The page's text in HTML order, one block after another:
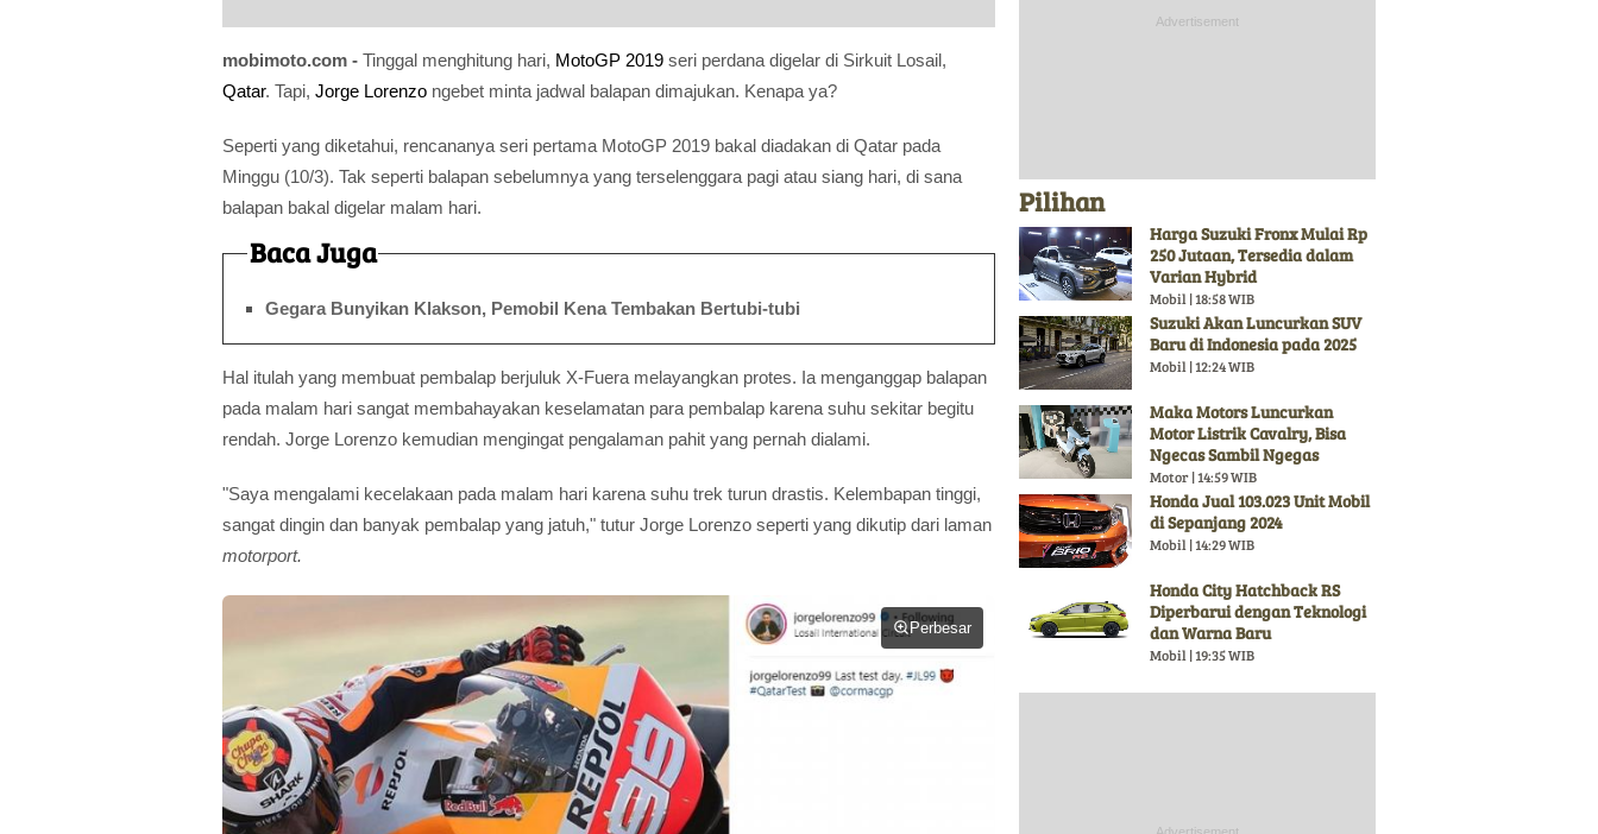
mobimoto.com - Tinggal menghitung hari, MotoGP 2019 seri perdana digelar di Sirkuit Losail,
Qatar. Tapi, Jorge Lorenzo ngebet minta jadwal balapan dimajukan. Kenapa ya?
Seperti yang diketahui, rencananya seri pertama MotoGP 2019 bakal diadakan di Qatar pada
Minggu (10/3). Tak seperti balapan sebelumnya yang terselenggara pagi atau siang hari, di sana
balapan bakal digelar malam hari.
Baca Juga
Gegara Bunyikan Klakson, Pemobil Kena Tembakan Bertubi-tubi
Hal itulah yang membuat pembalap berjuluk X-Fuera melayangkan protes. Ia menganggap balapan
pada malam hari sangat membahayakan keselamatan para pembalap karena suhu sekitar begitu
rendah. Jorge Lorenzo kemudian mengingat pengalaman pahit yang pernah dialami.
"Saya mengalami kecelakaan pada malam hari karena suhu trek turun drastis. Kelembapan tinggi,
sangat dingin dan banyak pembalap yang jatuh," tutur Jorge Lorenzo seperti yang dikutip dari laman
motorport.
Perbesar
Pilihan
Harga Suzuki Fronx Mulai Rp
250 Jutaan, Tersedia dalam
Varian Hybrid
Mobil | 18:58 WIB
Suzuki Akan Luncurkan SUV
Baru di Indonesia pada 2025
Mobil | 12:24 WIB
Maka Motors Luncurkan
Motor Listrik Cavalry, Bisa
Ngecas Sambil Ngegas
Motor | 14:59 WIB
Honda Jual 103.023 Unit Mobil
di Sepanjang 2024
Mobil | 14:29 WIB
Honda City Hatchback RS
Diperbarui dengan Teknologi
dan Warna Baru
Mobil | 19:35 WIB